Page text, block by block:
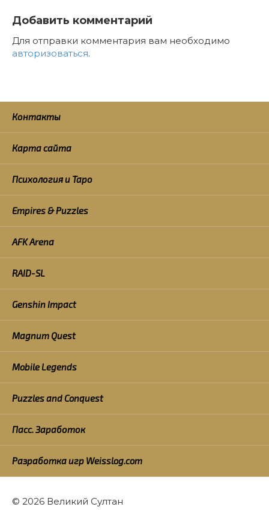
Добавить комментарий
Для отправки комментария вам необходимо
авторизоваться.
Контакты
Карта сайта
Психология и Таро
Empires & Puzzles
AFK Arena
RAID-SL
Genshin Impact
Magnum Quest
Mobile Legends
Puzzles and Conquest
Пасс. Заработок
Разработка игр Weisslog.com
© 2026 Великий Султан